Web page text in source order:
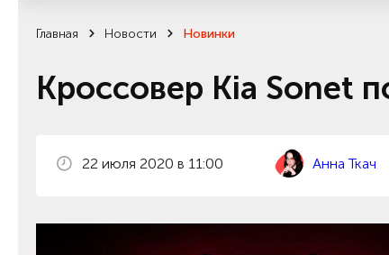
Главная Новости Новинки
Кроссовер Kia Sonet
22 июля 2020 в 11:00 Анна Ткач